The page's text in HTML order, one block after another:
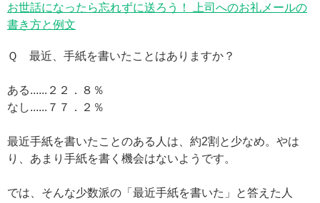
お世話になったら忘れずに送ろう！ 上司へのお礼メールの
書き方と例文
Ｑ 最近、手紙を書いたことはありますか？
ある......２２．８％
なし......７７．２％
最近手紙を書いたことのある人は、約2割と少なめ。やは
り、あまり手紙を書く機会はないようです。
では、そんな少数派の「最近手紙を書いた」と答えた人